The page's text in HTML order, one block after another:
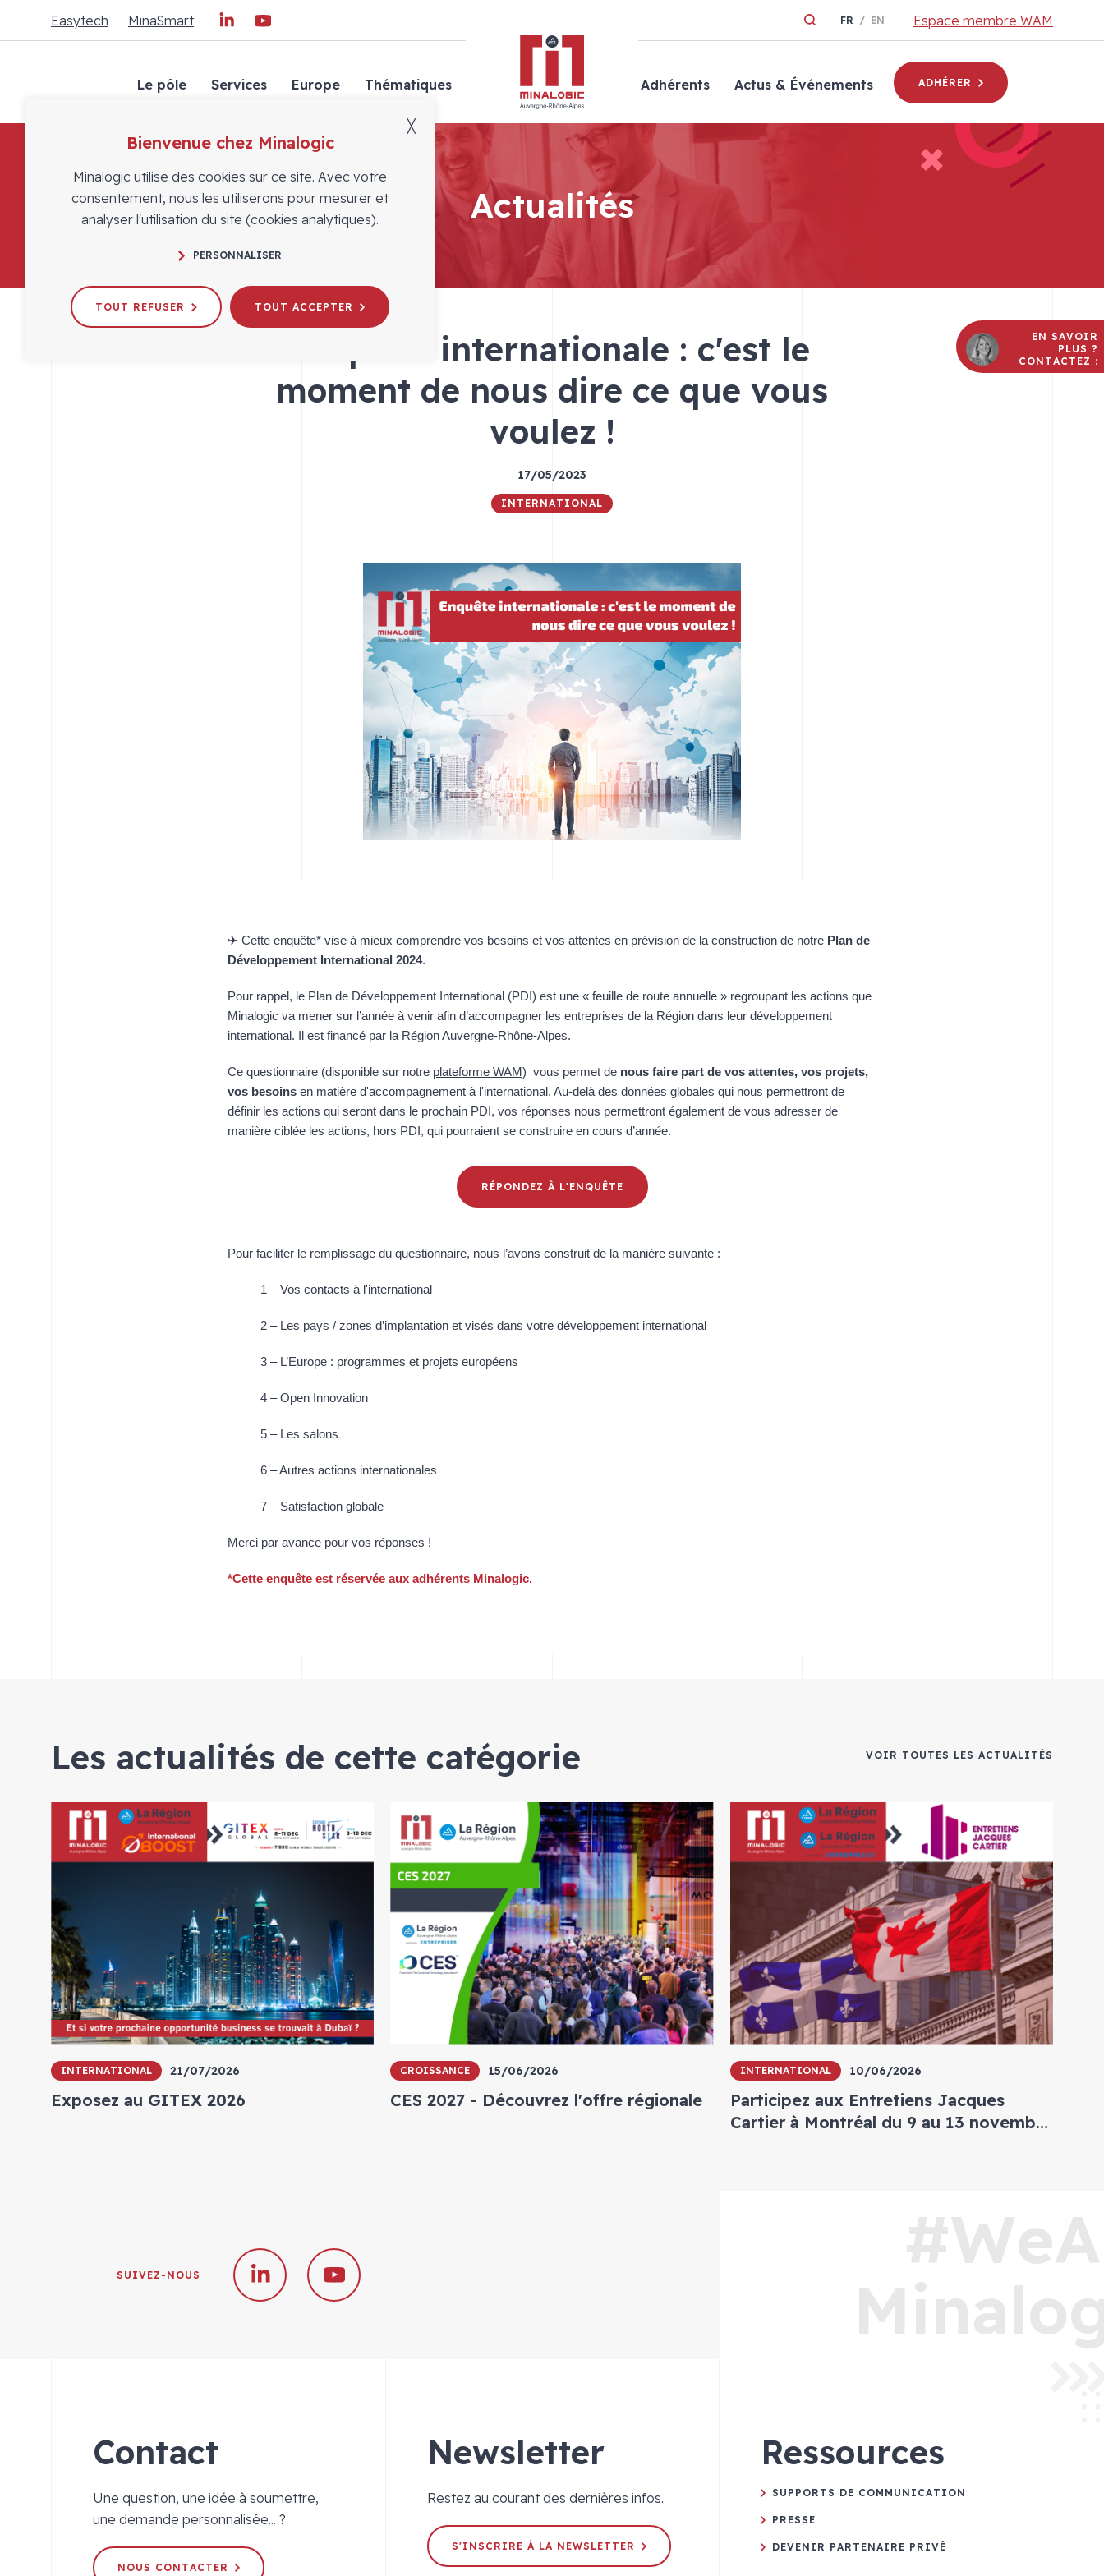
FR EN Espace membre WAM
Easytech MinaSmart
Le pôle Services Europe Thématiques Adhérents Actus & Événements ADHÉRER
Minalogic
Actualités
Enquête internationale : c'est le
moment de nous dire ce que vous
voulez !
17/05/2023
INTERNATIONAL
✈ Cette enquête* vise à mieux comprendre vos besoins et vos attentes en prévision de la construction de notre Plan de
Développement International 2024.
Pour rappel, le Plan de Développement International (PDI) est une « feuille de route annuelle » regroupant les actions que
Minalogic va mener sur l’année à venir afin d’accompagner les entreprises de la Région dans leur développement
international. Il est financé par la Région Auvergne-Rhône-Alpes.
Ce questionnaire (disponible sur notre plateforme WAM) vous permet de nous faire part de vos attentes, vos projets,
vos besoins en matière d'accompagnement à l'international. Au-delà des données globales qui nous permettront de
définir les actions qui seront dans le prochain PDI, vos réponses nous permettront également de vous adresser de
manière ciblée les actions, hors PDI, qui pourraient se construire en cours d’année.
RÉPONDEZ À L'ENQUÊTE
Pour faciliter le remplissage du questionnaire, nous l’avons construit de la manière suivante :
1 – Vos contacts à l'international
2 – Les pays / zones d’implantation et visés dans votre développement international
3 – L’Europe : programmes et projets européens
4 – Open Innovation
5 – Les salons
6 – Autres actions internationales
7 – Satisfaction globale
Merci par avance pour vos réponses !
*Cette enquête est réservée aux adhérents Minalogic.
EN SAVOIR
PLUS ?
CONTACTEZ :
Les actualités de cette catégorie VOIR TOUTES LES ACTUALITÉS
INTERNATIONAL 21/07/2026
Exposez au GITEX 2026
CROISSANCE 15/06/2026
CES 2027 - Découvrez l'offre régionale
INTERNATIONAL 10/06/2026
Participez aux Entretiens Jacques
Cartier à Montréal du 9 au 13 novembre
SUIVEZ-NOUS
Contact
Une question, une idée à soumettre,
une demande personnalisée... ?
NOUS CONTACTER
Newsletter
Restez au courant des dernières infos.
S'INSCRIRE À LA NEWSLETTER
Ressources
SUPPORTS DE COMMUNICATION
PRESSE
DEVENIR PARTENAIRE PRIVÉ
Bienvenue chez Minalogic
Minalogic utilise des cookies sur ce site. Avec votre
consentement, nous les utiliserons pour mesurer et
analyser l'utilisation du site (cookies analytiques).
PERSONNALISER
TOUT REFUSER TOUT ACCEPTER
╳